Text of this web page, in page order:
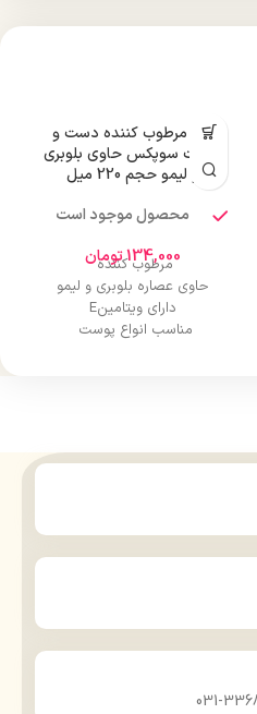
کرم مرطوب کننده دست و
صورت سوپکس حاوی بلوبری
و لیمو حجم 220 میل
محصول موجود است
134,000تومان
مرطوب کننده
حاوی عصاره بلوبری و لیمو
دارای ویتامینE
مناسب انواع پوست